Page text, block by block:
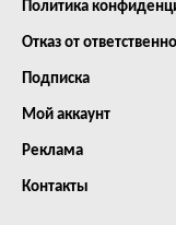
Политика
Отказ от
Подписка
Мой аккаунт
Реклама
Контакты